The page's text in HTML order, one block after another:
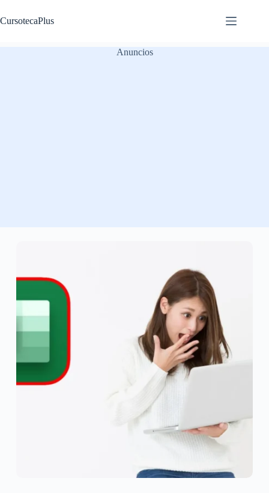
al
contenido
CursotecaPlus
Anuncios